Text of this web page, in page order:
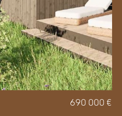
690 000 €